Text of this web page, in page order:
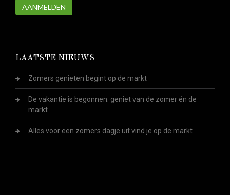
AANMELDEN
LAATSTE NIEUWS
Zomers genieten begint op de markt
De vakantie is begonnen: geniet van de zomer én de
markt
Alles voor een zomers dagje uit vind je op de markt